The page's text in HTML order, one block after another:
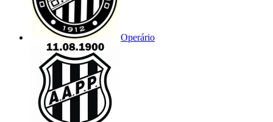
Operário